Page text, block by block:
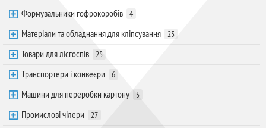
Формувальники гофрокоробів 4
Матеріали та обладнання для кліпсування 25
Товари для лісгоспів 25
Транспортери і конвеєри 6
Машини для переробки картону 5
Промислові чілери 27